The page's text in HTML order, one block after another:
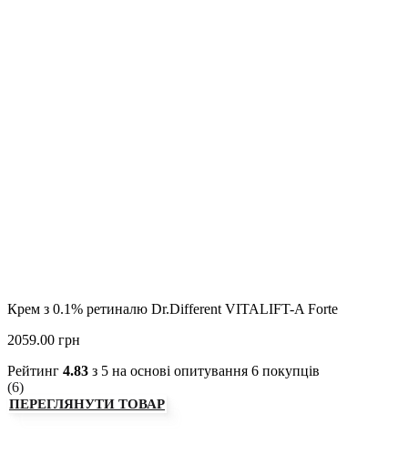
Крем з 0.1% ретиналю Dr.Different VITALIFT-A Forte
2059.00 грн
Рейтинг 4.83 з 5 на основі опитування 6 покупців
(6)
ПЕРЕГЛЯНУТИ ТОВАР